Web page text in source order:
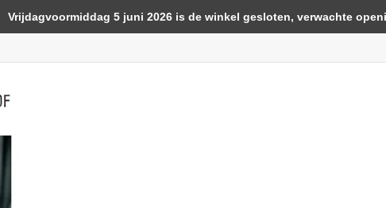
Vrijdagvoormiddag 5 juni 2026 is de winkel gesloten, verwachte